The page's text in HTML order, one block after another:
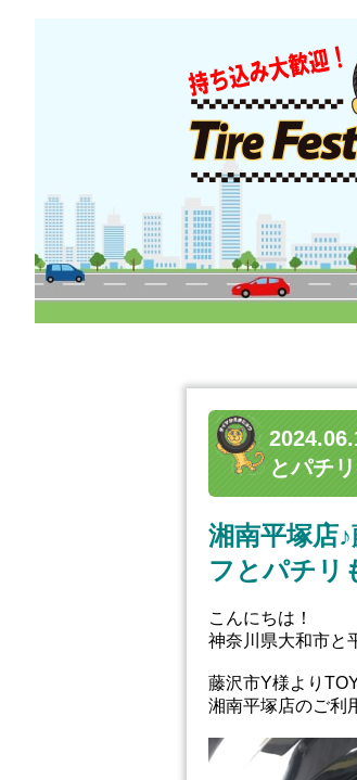
とパチ
湘南平塚店
フとパチリ
こんにちは！
神奈川県大和市と
藤沢市Y様より
湘南平塚店のご利